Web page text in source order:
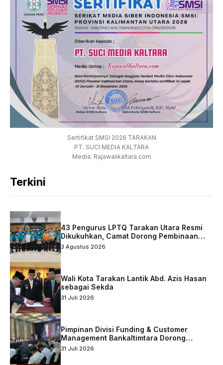
Sertifikat SMSI 2026 TARAKAN
PT. SUCI MEDIA KALTARA
Media: Rajawalikaltara.com
Terkini
43 Pengurus LPTQ Tarakan Utara Resmi
Dikukuhkan, Camat Dorong Pembinaan
Qurani Berkelanjutan
3 Agustus 2026
Wali Kota Tarakan Lantik Abd. Azis Hasan
sebagai Sekda
31 Juli 2026
Pimpinan Divisi Funding & Customer
Management Bankaltimtara Dorong
Percepatan Digitalisasi Keuangan di Kota
31 Juli 2026